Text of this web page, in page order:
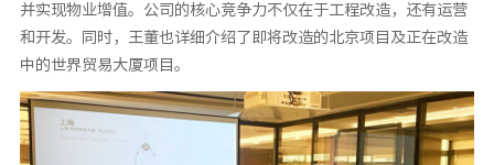
并实现物业增值。公司的核心竞争力不仅在于工程改造，还有运营
和开发。同时，王董也详细介绍了即将改造的北京项目及正在改造
中的世界贸易大厦项目。